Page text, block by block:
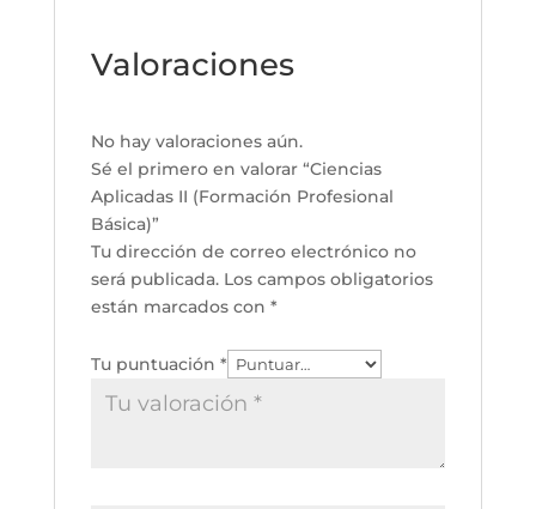
Valoraciones
No hay valoraciones aún.
Sé el primero en valorar “Ciencias
Aplicadas II (Formación Profesional
Básica)”
Tu dirección de correo electrónico no
será publicada. Los campos obligatorios
están marcados con *
Tu puntuación *